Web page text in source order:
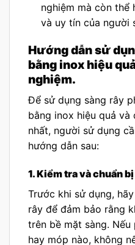
nghiệm mà còn thể
và uy tín của người
Hướng dẫn sử
bằng inox hiệu
nghiệm.
Để sử dụng sàng rây
bằng inox hiệu quả
nhất, người sử dụng
hướng dẫn sau:
1. Kiểm tra và chuẩn
Trước khi sử dụng,
rây để đảm bảo rằng
trên bề mặt sàng.
hay móp nào, không